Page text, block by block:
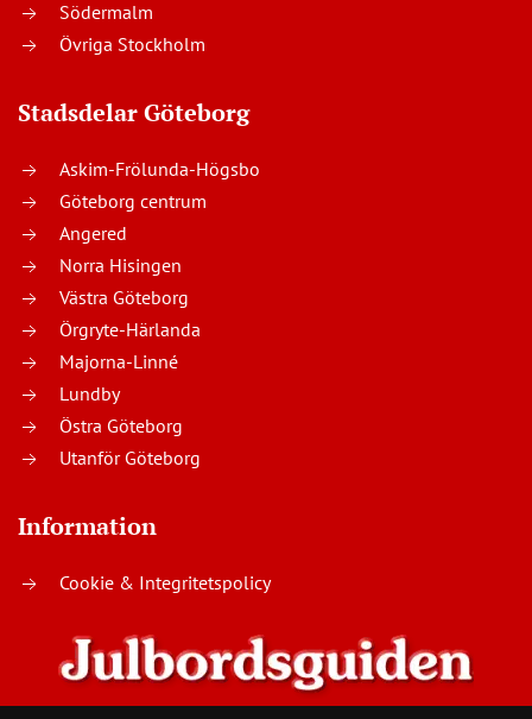
Södermalm
Övriga Stockholm
Stadsdelar Göteborg
Askim-Frölunda-Högsbo
Göteborg centrum
Angered
Norra Hisingen
Västra Göteborg
Örgryte-Härlanda
Majorna-Linné
Lundby
Östra Göteborg
Utanför Göteborg
Information
Cookie & Integritetspolicy